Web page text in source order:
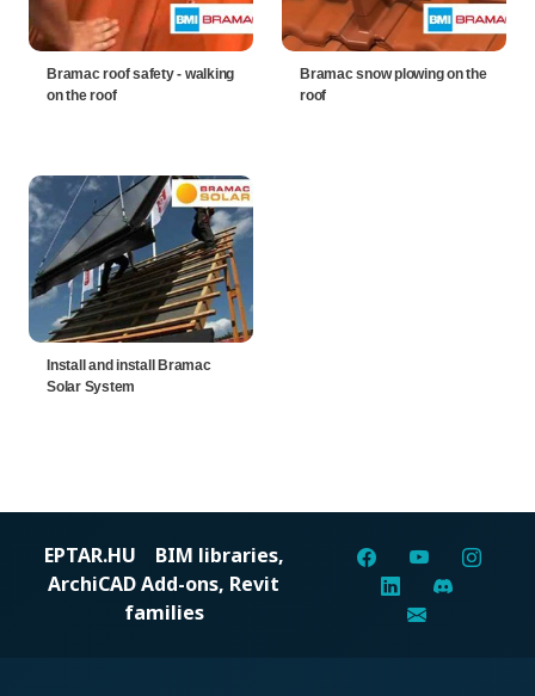
Bramac roof safety - walking
on the roof
Bramac snow plowing on the
roof
Install and install Bramac
Solar System
EPTAR.HU BIM libraries,
ArchiCAD Add-ons, Revit
families